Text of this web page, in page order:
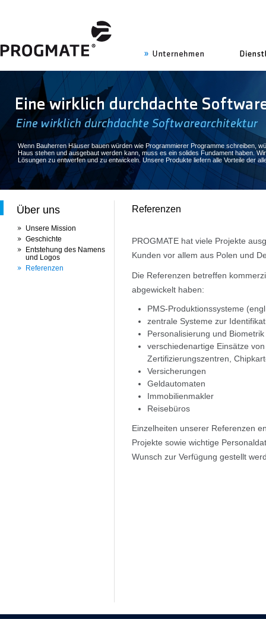
Wenn Bauherren Häuser bauen würden wie Programmierer Programme schreiben,
Haus stehen und ausgebaut werden kann, muss es ein solides Fundament haben.
Lösungen zu entwerfen und zu entwickeln. Unsere Produkte liefern alle Vorteile der
Über uns
Unsere Mission
Geschichte
Entstehung des Namens
und Logos
Referenzen
Referenzen
PROGMATE hat viele Projekte
Kunden vor allem aus Polen und
Die Referenzen betreffen
abgewickelt haben:
PMS-Produktionssysteme
zentrale Systeme zur
Personalisierung und Biometrik
verschiedenartige Einsätze
Zertifizierungszentren,
Versicherungen
Geldautomaten
Immobilienmakler
Reisebüros
Einzelheiten unserer Referenzen
Projekte sowie wichtige
Wunsch zur Verfügung gestellt